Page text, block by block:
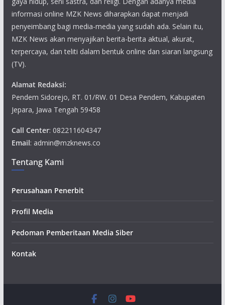
informasi online MZK News diharapkan dapat menjadi
penyeimbang bagi media-media yang sudah ada. Selain itu,
MZK News akan menyajikan berita-berita aktual, akurat,
terpercaya, dan teliti dalam bentuk online dan siaran langsung
(TV).
Alamat Redaksi:
Pendem Sidorejo, RT. 01/RW. 01 Desa Pendem, Kabupaten
Jepara, Jawa Tengah 59458
Call Center: 082211604347
Email: admin@mzknews.co
Tentang Kami
Perusahaan Penerbit
Profil Media
Pedoman Pemberitaan Media Siber
Kontak